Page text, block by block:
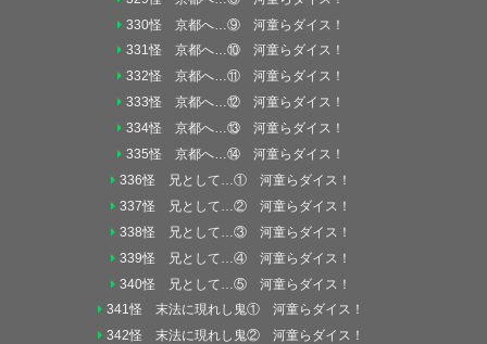
330怪 京都へ…⑨ 河童らダイス！
331怪 京都へ…⑩ 河童らダイス！
332怪 京都へ…⑪ 河童らダイス！
333怪 京都へ…⑫ 河童らダイス！
334怪 京都へ…⑬ 河童らダイス！
335怪 京都へ…⑭ 河童らダイス！
336怪 兄として…① 河童らダイス！
337怪 兄として…② 河童らダイス！
338怪 兄として…③ 河童らダイス！
339怪 兄として…④ 河童らダイス！
340怪 兄として…⑤ 河童らダイス！
341怪 末法に現れし鬼① 河童らダイス！
342怪 末法に現れし鬼② 河童らダイス！